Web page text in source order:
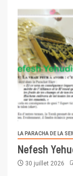
LA PARACHA DE LA
Nefesh
30 juillet 2026